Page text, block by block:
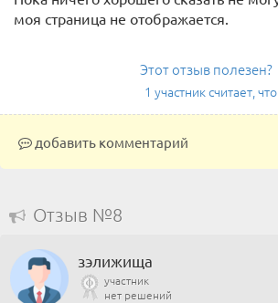
моя страница не отображается.
Этот отзыв полезен?
1 участник считает,
добавить комментарий
Отзыв №8
зэлижища
участник
нет решений